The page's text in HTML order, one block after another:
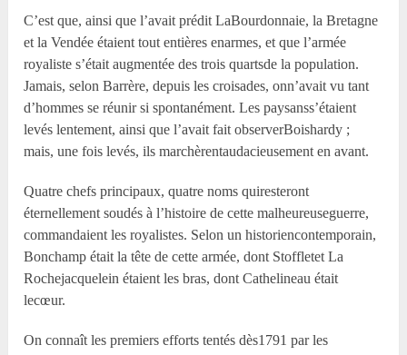
C’est que, ainsi que l’avait prédit LaBourdonnaie, la Bretagne
et la Vendée étaient tout entières enarmes, et que l’armée
royaliste s’était augmentée des trois quartsde la population.
Jamais, selon Barrère, depuis les croisades, onn’avait vu tant
d’hommes se réunir si spontanément. Les paysanss’étaient
levés lentement, ainsi que l’avait fait observerBoishardy ;
mais, une fois levés, ils marchèrentaudacieusement en avant.
Quatre chefs principaux, quatre noms quiresteront
éternellement soudés à l’histoire de cette malheureuseguerre,
commandaient les royalistes. Selon un historiencontemporain,
Bonchamp était la tête de cette armée, dont Stoffletet La
Rochejacquelein étaient les bras, dont Cathelineau était
lecœur.
On connaît les premiers efforts tentés dès1791 par les